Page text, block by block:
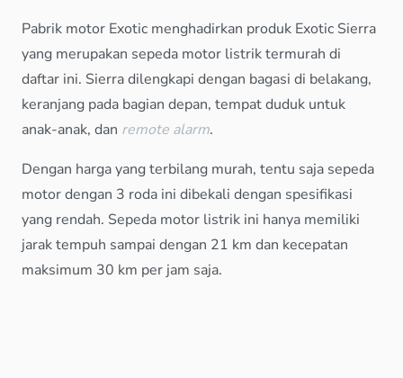
Pabrik motor Exotic menghadirkan produk Exotic Sierra
yang merupakan sepeda motor listrik termurah di
daftar ini. Sierra dilengkapi dengan bagasi di belakang,
keranjang pada bagian depan, tempat duduk untuk
anak-anak, dan remote alarm.
Dengan harga yang terbilang murah, tentu saja sepeda
motor dengan 3 roda ini dibekali dengan spesifikasi
yang rendah. Sepeda motor listrik ini hanya memiliki
jarak tempuh sampai dengan 21 km dan kecepatan
maksimum 30 km per jam saja.